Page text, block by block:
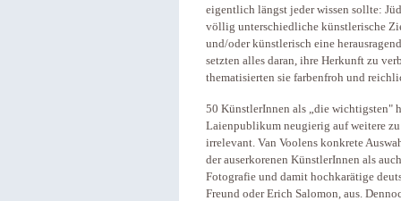
eigentlich längst jeder wissen sollte:
völlig unterschiedliche künstlerische
und/oder künstlerisch eine
setzten alles daran, ihre Herkunft zu
thematisierten sie farbenfroh und
50 KünstlerInnen als „die wichtigsten"
Laienpublikum neugierig auf weitere
irrelevant. Van Voolens konkrete
der auserkorenen KünstlerInnen als
Fotografie und damit hochkarätige
Freund oder Erich Salomon, aus.